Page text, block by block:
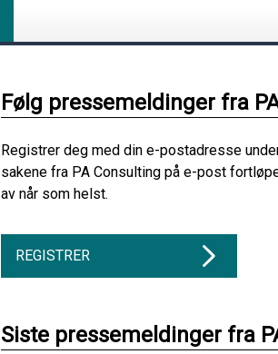
Følg pressemeldinger fra
Registrer deg med din e-postadresse
sakene fra PA Consulting på e-post
av når som helst.
REGISTRER
Siste pressemeldinger fra